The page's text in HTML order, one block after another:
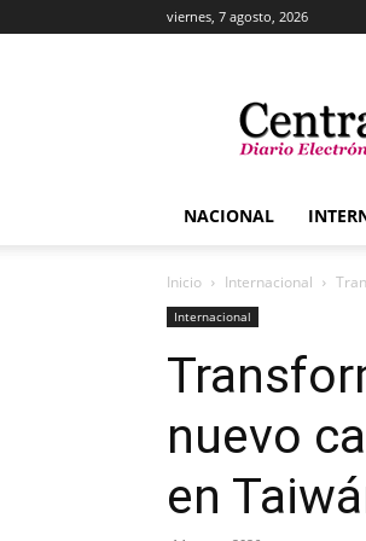
viernes, 7 agosto, 2026
NACIONAL
Inicio Internacional
Internacional
nuevo
en